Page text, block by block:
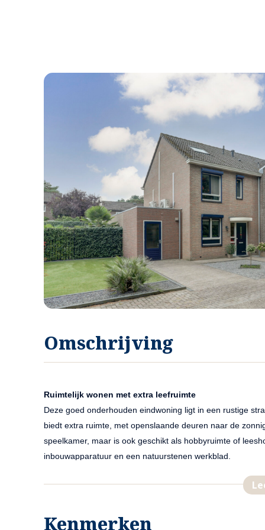
Omschrijving
Ruimtelijk wonen met extra leefruimte
Deze goed onderhouden eindwoning ligt in een rustige
biedt extra ruimte, met openslaande deuren naar de
speelkamer, maar is ook geschikt als hobbyruimte of
inbouwapparatuur en een natuurstenen werkblad.
Vier slaapkamers en moderne badkamer
wastafelmeubel. De zolderverdieping is bereikbaar via
Kenmerken